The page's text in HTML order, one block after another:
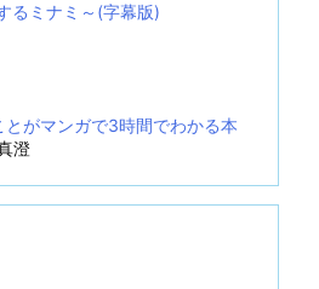
るミナミ～(字幕版)
がマンガで3時間でわかる本
澄